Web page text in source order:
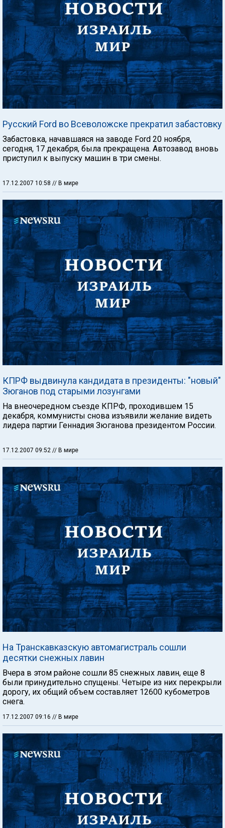
Русский Ford во Всеволожске прекратил забастовку
Забастовка, начавшаяся на заводе Ford 20 ноября,
сегодня, 17 декабря, была прекращена. Автозавод вновь
приступил к выпуску машин в три смены.
17.12.2007 10:58 // В мире
КПРФ выдвинула кандидата в президенты: "новый"
Зюганов под старыми лозунгами
На внеочередном съезде КПРФ, проходившем 15
декабря, коммунисты снова изъявили желание видеть
лидера партии Геннадия Зюганова президентом России.
17.12.2007 09:52 // В мире
На Транскавказскую автомагистраль сошли
десятки снежных лавин
Вчера в этом районе сошли 85 снежных лавин, еще 8
были принудительно спущены. Четыре из них перекрыли
дорогу, их общий объем составляет 12600 кубометров
снега.
17.12.2007 09:16 // В мире